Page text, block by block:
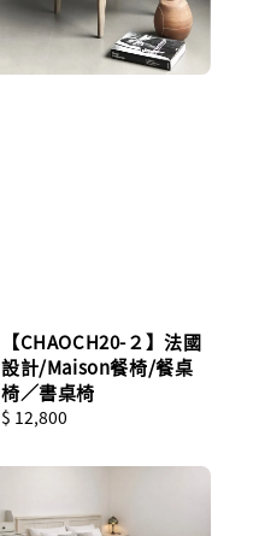
【CHAOCH20-２】法國
設計/Maison餐椅/餐桌
椅／書桌椅
Regular
$ 12,800